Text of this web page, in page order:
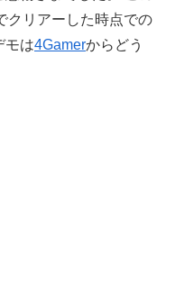
クリアーした時点での
モは4Gamerからどう